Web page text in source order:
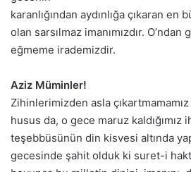
karanlığından aydınlığa çıkaran en
olan sarsılmaz imanımızdır.
eğmeme irademizdir.
Aziz Müminler!
Zihinlerimizden asla
husus da, o gece maruz kaldığımız
teşebbüsünün din kisvesi altında
gecesinde şahit olduk ki suret-i